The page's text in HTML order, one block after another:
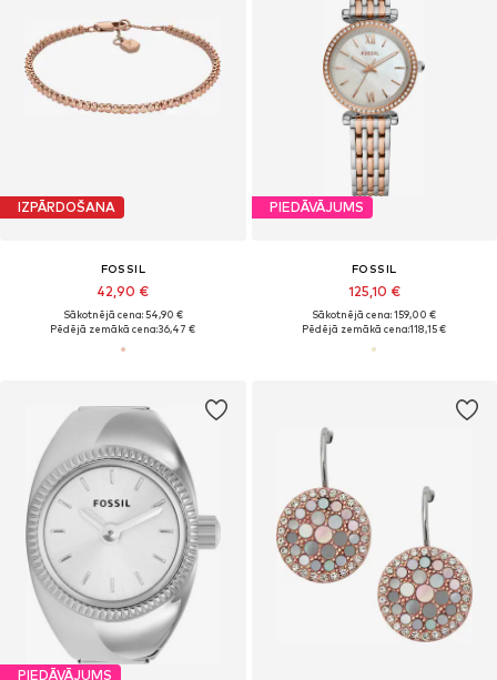
IZPĀRDOŠANA
FOSSIL
42,90 €
Sākotnējā cena: 54,90 €
Pēdējā zemākā cena:36,47 €
PIEDĀVĀJUMS
FOSSIL
125,10 €
Sākotnējā cena: 159,00 €
Pēdējā zemākā cena:118,15 €
PIEDĀVĀJUMS